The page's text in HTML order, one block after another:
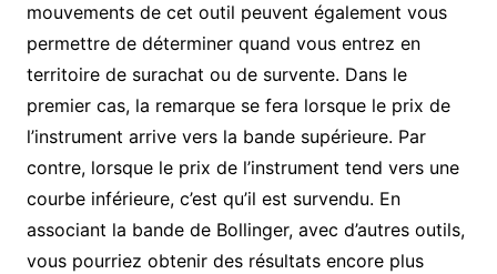
mouvements de cet outil peuvent également vous
permettre de déterminer quand vous entrez en
territoire de surachat ou de survente. Dans le
premier cas, la remarque se fera lorsque le prix de
l’instrument arrive vers la bande supérieure. Par
contre, lorsque le prix de l’instrument tend vers une
courbe inférieure, c’est qu’il est survendu. En
associant la bande de Bollinger, avec d’autres outils,
vous pourriez obtenir des résultats encore plus